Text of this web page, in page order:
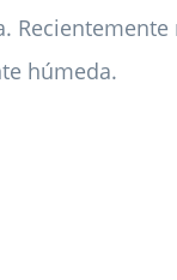
húmeda.